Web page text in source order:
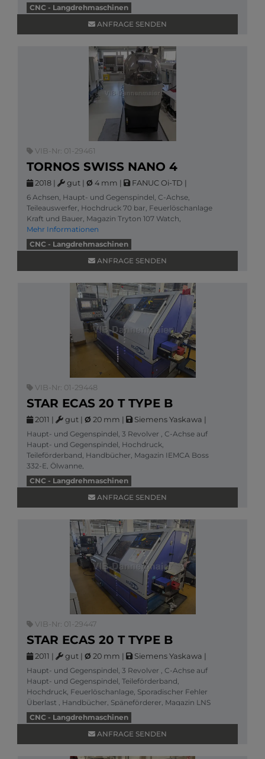
Mehr Informationen
CNC - Langdrehmaschinen
ANFRAGE SENDEN
VIB-Nr: 01-29461
TORNOS SWISS NANO 4
2018 | gut | Ø 4 mm | FANUC Oi-TD |
6 Achsen, Haupt- und Gegenspindel, C-Achse,
Teileauswerfer, Hochdruck 70 bar, Feuerlöschanlage
Kraft und Bauer, Magazin Tryton 107 Watch,
Mehr Informationen
CNC - Langdrehmaschinen
ANFRAGE SENDEN
VIB-Nr: 01-29448
STAR ECAS 20 T TYPE B
2011 | gut | Ø 20 mm | Siemens Yaskawa |
Haupt- und Gegenspindel, 3 Revolver , C-Achse auf
Haupt- und Gegenspindel, Hochdruck,
Teileförderband, Handbücher, Magazin IEMCA Boss
332-E, Ölwanne,
Mehr Informationen
CNC - Langdrehmaschinen
ANFRAGE SENDEN
VIB-Nr: 01-29447
STAR ECAS 20 T TYPE B
2011 | gut | Ø 20 mm | Siemens Yaskawa |
Haupt- und Gegenspindel, 3 Revolver , C-Achse auf
Haupt- und Gegenspindel, Teileförderband,
Hochdruck, Feuerlöschanlage, Sporadischer Fehler
Überlast , Handbücher, Späneförderer, Magazin LNS
P
Mehr Informationen
CNC - Langdrehmaschinen
ANFRAGE SENDEN